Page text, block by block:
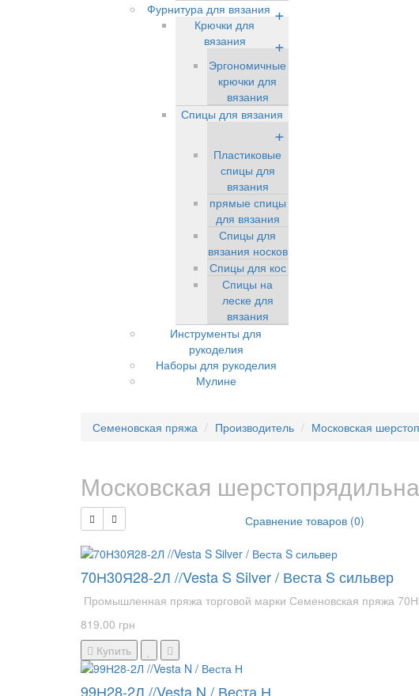
Фурнитура для вязания +
Крючки для
вязания
+
Эргономичные
крючки для
вязания
Спицы для вязания
+
Пластиковые
спицы для
вязания
прямые спицы
для вязания
Спицы для
вязания носков
Спицы для кос
Спицы на
леске для
вязания
Инструменты для
рукоделия
Наборы для рукоделия
Мулине
Семеновская пряжа Производитель Московская
Московская
Сравнение товаров (0)
70Н30Я28-2Л //Vesta S Silver / Веста S сильвер
Промышленная пряжа торговой марки Семеновская пряжа
819.00 грн
Купить
99Н28-2Л //Vesta N / Веста Н